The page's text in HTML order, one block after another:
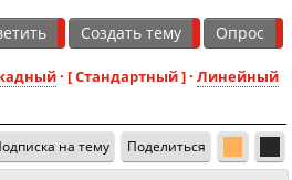
Создать тему Опрос
· [ Стандартный ] · Линейный
на тему Поделиться